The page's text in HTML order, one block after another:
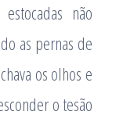
não
as pernas de
os olhos e
o tesão